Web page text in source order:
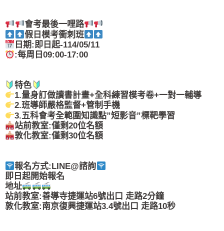
會考最後一哩路
假日模考衝刺班
日期:即日起-114/05/11
:每周日09:00-17:00
特色
1.量身訂做讀書計畫+全科練習模考卷+一對一輔導
2.班導師嚴格監督+管制手機
3.五科會考全範圍知識點”短影音”標靶學習
站前教室:僅剩20位名額
敦化教室:僅剩30位名額
報名方式:LINE@諮詢
即日起開始報名
地址
站前教室:善導寺捷運站6號出口 走路2分鐘
敦化教室:南京復興捷運站3.4號出口 走路10秒